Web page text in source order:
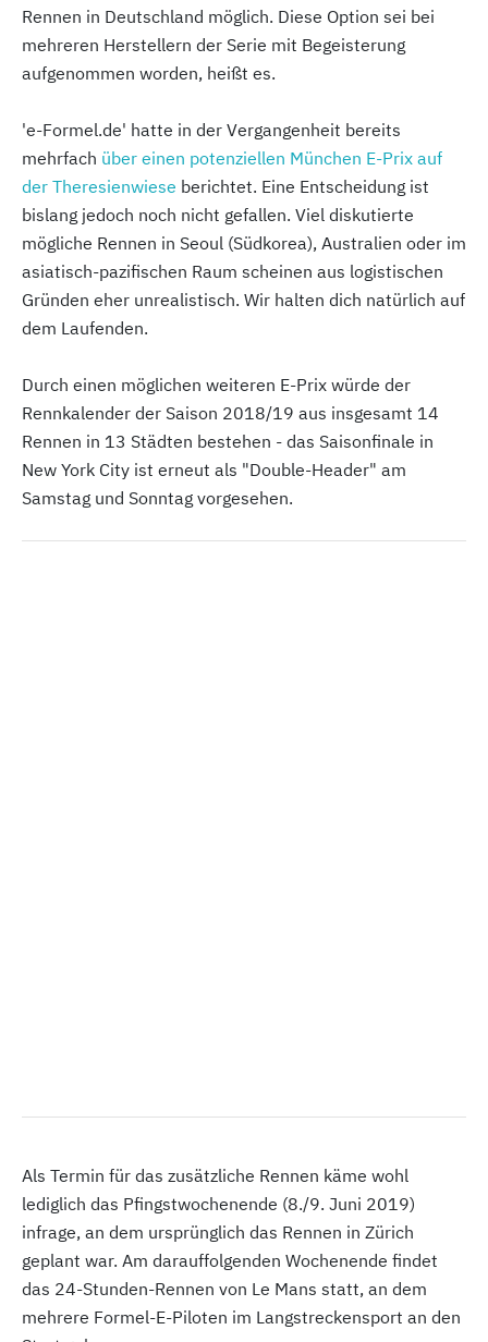
Rennen in Deutschland möglich. Diese Option sei bei
mehreren Herstellern der Serie mit Begeisterung
aufgenommen worden, heißt es.
'e-Formel.de' hatte in der Vergangenheit bereits
mehrfach über einen potenziellen München E-Prix auf
der Theresienwiese berichtet. Eine Entscheidung ist
bislang jedoch noch nicht gefallen. Viel diskutierte
mögliche Rennen in Seoul (Südkorea), Australien oder im
asiatisch-pazifischen Raum scheinen aus logistischen
Gründen eher unrealistisch. Wir halten dich natürlich auf
dem Laufenden.
Durch einen möglichen weiteren E-Prix würde der
Rennkalender der Saison 2018/19 aus insgesamt 14
Rennen in 13 Städten bestehen - das Saisonfinale in
New York City ist erneut als "Double-Header" am
Samstag und Sonntag vorgesehen.
Als Termin für das zusätzliche Rennen käme wohl
lediglich das Pfingstwochenende (8./9. Juni 2019)
infrage, an dem ursprünglich das Rennen in Zürich
geplant war. Am darauffolgenden Wochenende findet
das 24-Stunden-Rennen von Le Mans statt, an dem
mehrere Formel-E-Piloten im Langstreckensport an den